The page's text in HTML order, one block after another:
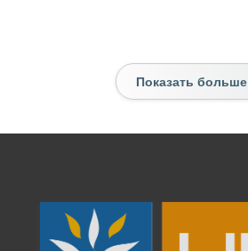
Показать больше